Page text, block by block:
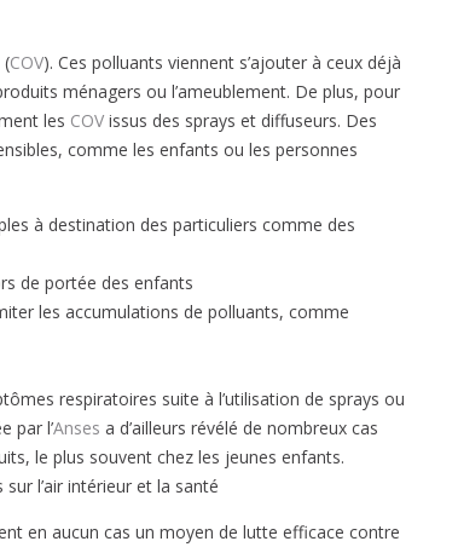
(COV). Ces polluants viennent s’ajouter à ceux déjà
ménagers ou l’ameublement. De plus, pour
les COV issus des sprays et diffuseurs. Des
comme les enfants ou les personnes
à destination des particuliers comme des
de portée des enfants
les accumulations de polluants, comme
respiratoires suite à l’utilisation de sprays ou
par l’Anses a d’ailleurs révélé de nombreux cas
le plus souvent chez les jeunes enfants.
l’air intérieur et la santé
en aucun cas un moyen de lutte efficace contre